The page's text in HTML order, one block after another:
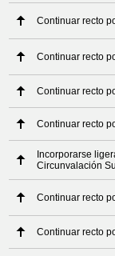
Continuar recto
Continuar recto
Continuar recto
Continuar recto
Incorporarse
Circunvalación
Continuar recto
Continuar recto